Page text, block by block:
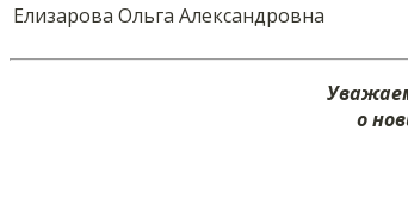
Елизарова Ольга Александровна
о